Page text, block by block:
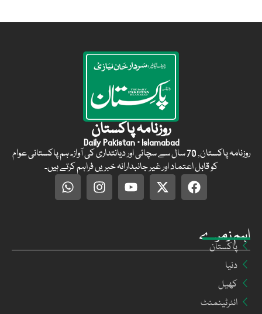
اہم زمرے
پاکستان
دنیا
کھیل
انٹرٹینمنٹ
روزنامہ پاکستان
Daily Pakistan · Islamabad
روزنامہ پاکستان, 70 سال سے سچائی اور دیانتداری کی آواز۔ ہم پاکستانی عوام
کو قابل اعتماد اور غیر جانبدارانہ خبریں فراہم کرتے ہیں۔